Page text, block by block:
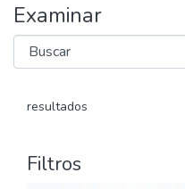
Examinar
resultados
Filtros